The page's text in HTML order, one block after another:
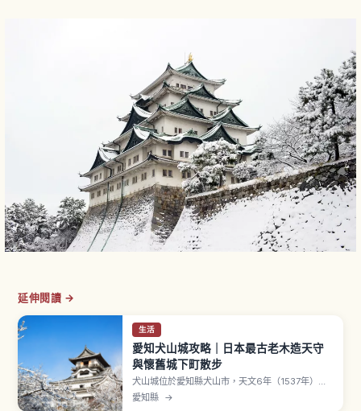
延伸閱讀 →
生活
愛知犬山城攻略｜日本最古老木造天守
與懷舊城下町散步
犬山城位於愛知縣犬山市，天文6年（1537年）由
織田信長叔父織田信康所築。天守為國寶，與姬路
愛知縣 →